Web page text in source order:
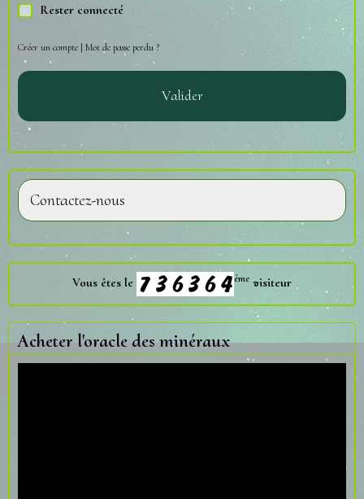
Rester connecté
Créer un compte | Mot de passe perdu ?
Valider
Contactez-nous
Vous êtes le ème visiteur
Acheter l'oracle des minéraux